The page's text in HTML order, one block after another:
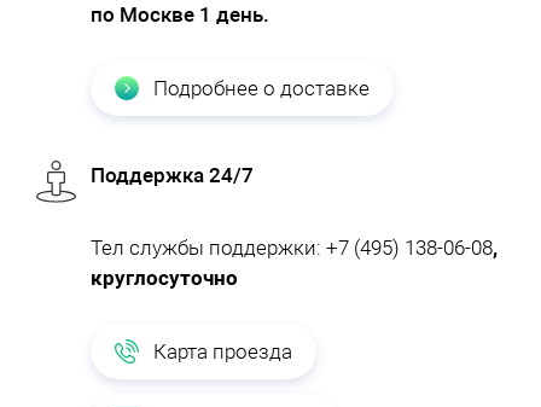
по Москве 1 день.
Подробнее о доставке
Поддержка 24/7
Тел службы поддержки: +7 (495) 138-06-08,
круглосуточно
Карта проезда